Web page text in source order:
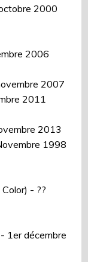
2000
2006
2007
2011
2013
1998
- ??
1er décembre